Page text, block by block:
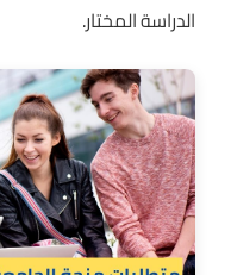
الدراسة المختار.